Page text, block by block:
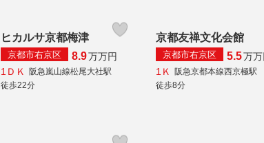
ヒカルサ京都梅津
京都市右京区 8.9万万円
1ＤＫ
阪急嵐山線松尾大社駅
徒歩22分
京都友禅文化会館
京都市右京区 5.5万
1Ｋ
阪急京都本線西京極駅
徒歩8分